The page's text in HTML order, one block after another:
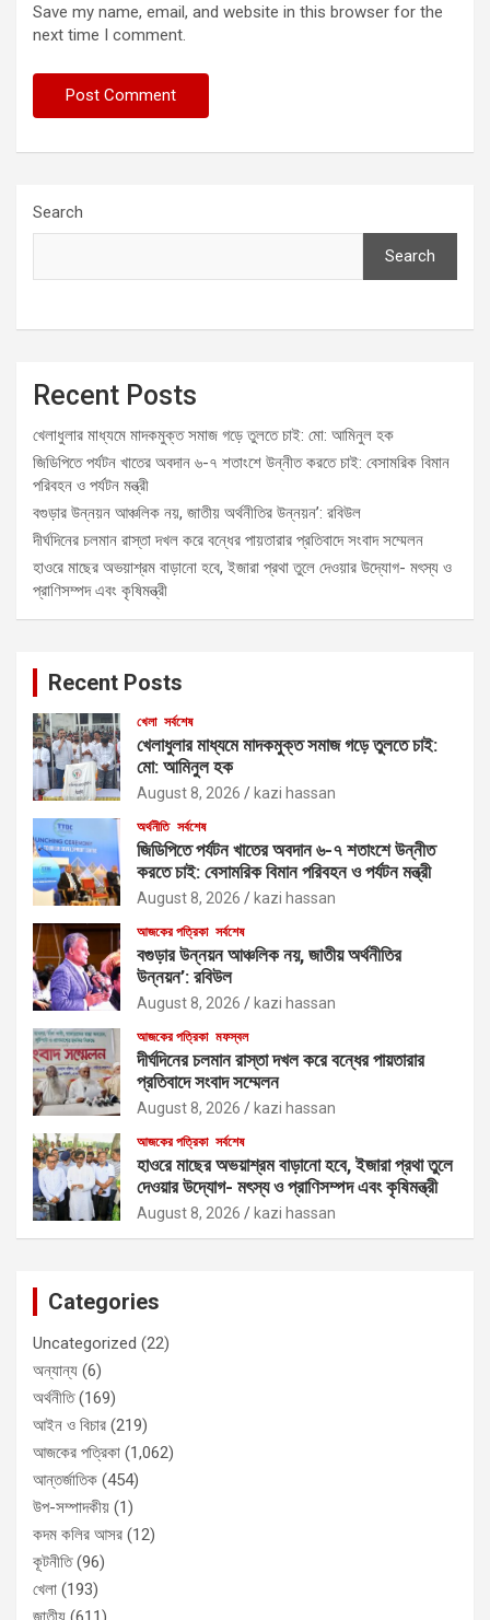
Save my name, email, and website in this browser for the
next time I comment.
Search
Search
Recent Posts
খেলাধুলার মাধ্যমে মাদকমুক্ত সমাজ গড়ে তুলতে চাই: মো: আমিনুল হক
জিডিপিতে পর্যটন খাতের অবদান ৬-৭ শতাংশে উন্নীত করতে চাই: বেসামরিক বিমান
পরিবহন ও পর্যটন মন্ত্রী
বগুড়ার উন্নয়ন আঞ্চলিক নয়, জাতীয় অর্থনীতির উন্নয়ন’: রবিউল
দীর্ঘদিনের চলমান রাস্তা দখল করে বন্ধের পায়তারার প্রতিবাদে সংবাদ সম্মেলন
হাওরে মাছের অভয়াশ্রম বাড়ানো হবে, ইজারা প্রথা তুলে দেওয়ার উদ্যোগ- মৎস্য ও
প্রাণিসম্পদ এবং কৃষিমন্ত্রী
Recent Posts
খেলা সর্বশেষ
খেলাধুলার মাধ্যমে মাদকমুক্ত সমাজ গড়ে তুলতে চাই:
মো: আমিনুল হক
August 8, 2026 kazi hassan
অর্থনীতি সর্বশেষ
জিডিপিতে পর্যটন খাতের অবদান ৬-৭ শতাংশে উন্নীত
করতে চাই: বেসামরিক বিমান পরিবহন ও পর্যটন মন্ত্রী
August 8, 2026 kazi hassan
আজকের পত্রিকা সর্বশেষ
বগুড়ার উন্নয়ন আঞ্চলিক নয়, জাতীয় অর্থনীতির
উন্নয়ন’: রবিউল
August 8, 2026 kazi hassan
আজকের পত্রিকা মফস্বল
দীর্ঘদিনের চলমান রাস্তা দখল করে বন্ধের পায়তারার
প্রতিবাদে সংবাদ সম্মেলন
August 8, 2026 kazi hassan
আজকের পত্রিকা সর্বশেষ
হাওরে মাছের অভয়াশ্রম বাড়ানো হবে, ইজারা প্রথা তুলে
দেওয়ার উদ্যোগ- মৎস্য ও প্রাণিসম্পদ এবং কৃষিমন্ত্রী
August 8, 2026 kazi hassan
Categories
Uncategorized (22)
অন্যান্য (6)
অর্থনীতি(169)
আইন ও বিচার (219)
আজকের পত্রিকা (1,062)
আন্তর্জাতিক (454)
উপ-সম্পাদকীয় (1)
কদম কলির আসর (12)
কূটনীতি(96)
খেলা (193)